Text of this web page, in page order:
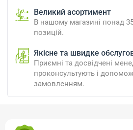
Великий асортимент
В нашому магазині понад
позицій.
Якісне та швидке
Приємні та досвідчені
проконсультують і
замовленням.